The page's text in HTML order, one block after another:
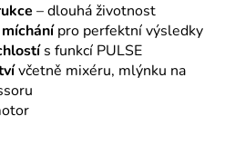
– dlouhá životnost
pro perfektní výsledky
s funkcí PULSE
včetně mixéru, mlýnku na